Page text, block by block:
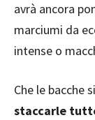
avrà ancora
marciumi da
intense o
Che le bacche
staccarle